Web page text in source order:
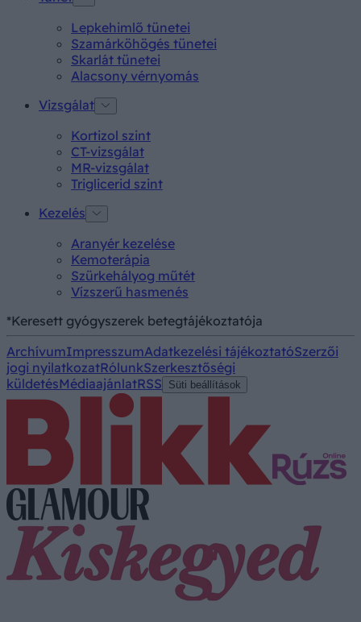
Lepkehimlő tünetei
Szamárköhögés tünetei
Skarlát tünetei
Alacsony vérnyomás
Vizsgálat
Kortizol szint
CT-vizsgálat
MR-vizsgálat
Triglicerid szint
Kezelés
Aranyér kezelése
Kemoterápia
Szürkehályog műtét
Vízszerű hasmenés
*Keresett gyógyszerek betegtájékoztatója
ArchívumImpresszumAdatkezelési tájékoztatóSzerzői
jogi nyilatkozatRólunkSzerkesztőségi
küldetésMédiaajánlatRSS Süti beállítások